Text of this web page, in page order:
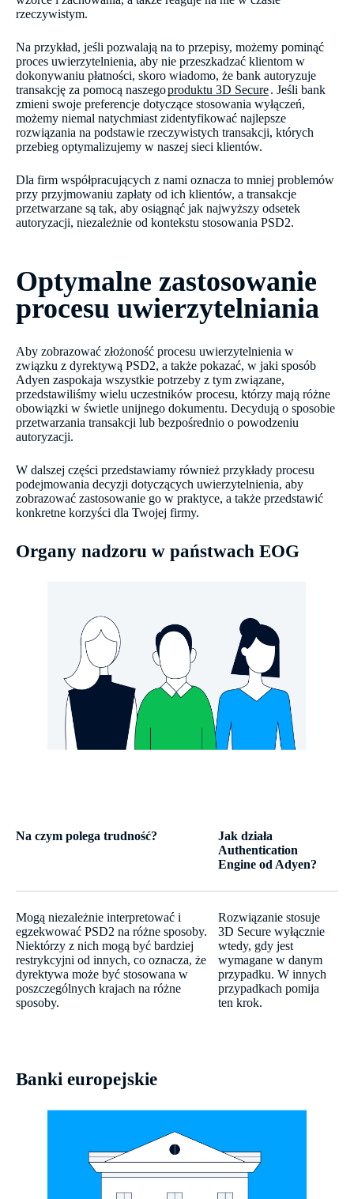
rzeczywistym.
Na przykład, jeśli pozwalają na to przepisy, możemy pominąć
proces uwierzytelnienia, aby nie przeszkadzać klientom w
dokonywaniu płatności, skoro wiadomo, że bank autoryzuje
transakcję za pomocą naszegoproduktu 3D Secure. Jeśli bank
zmieni swoje preferencje dotyczące stosowania wyłączeń,
możemy niemal natychmiast zidentyfikować najlepsze
rozwiązania na podstawie rzeczywistych transakcji, których
przebieg optymalizujemy w naszej sieci klientów.
Dla firm współpracujących z nami oznacza to mniej problemów
przy przyjmowaniu zapłaty od ich klientów, a transakcje
przetwarzane są tak, aby osiągnąć jak najwyższy odsetek
autoryzacji, niezależnie od kontekstu stosowania PSD2.
Optymalne zastosowanie
procesu uwierzytelniania
Aby zobrazować złożoność procesu uwierzytelnienia w
związku z dyrektywą PSD2, a także pokazać, w jaki sposób
Adyen zaspokaja wszystkie potrzeby z tym związane,
przedstawiliśmy wielu uczestników procesu, którzy mają różne
obowiązki w świetle unijnego dokumentu. Decydują o sposobie
przetwarzania transakcji lub bezpośrednio o powodzeniu
autoryzacji.
W dalszej części przedstawiamy również przykłady procesu
podejmowania decyzji dotyczących uwierzytelnienia, aby
zobrazować zastosowanie go w praktyce, a także przedstawić
konkretne korzyści dla Twojej firmy.
Organy nadzoru w państwach EOG
Na czym polega trudność?
Jak działa
Authentication
Engine od Adyen?
Mogą niezależnie interpretować i
egzekwować PSD2 na różne sposoby.
Niektórzy z nich mogą być bardziej
restrykcyjni od innych, co oznacza, że
dyrektywa może być stosowana w
poszczególnych krajach na różne
sposoby.
Rozwiązanie stosuje
3D Secure wyłącznie
wtedy, gdy jest
wymagane w danym
przypadku. W innych
przypadkach pomija
ten krok.
Banki europejskie